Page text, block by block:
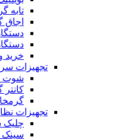
تابه
اجاق
خرید
تجهیزات
شوت
کانتر
تجهیزات
چلیک
سینک